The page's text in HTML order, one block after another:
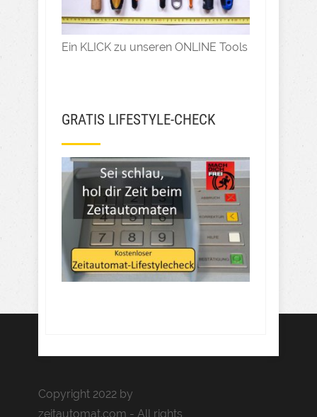
Ein KLICK zu unseren ONLINE Tools
GRATIS LIFESTYLE-CHECK
Copyright 2022 by
zeitautomat.com - All rights